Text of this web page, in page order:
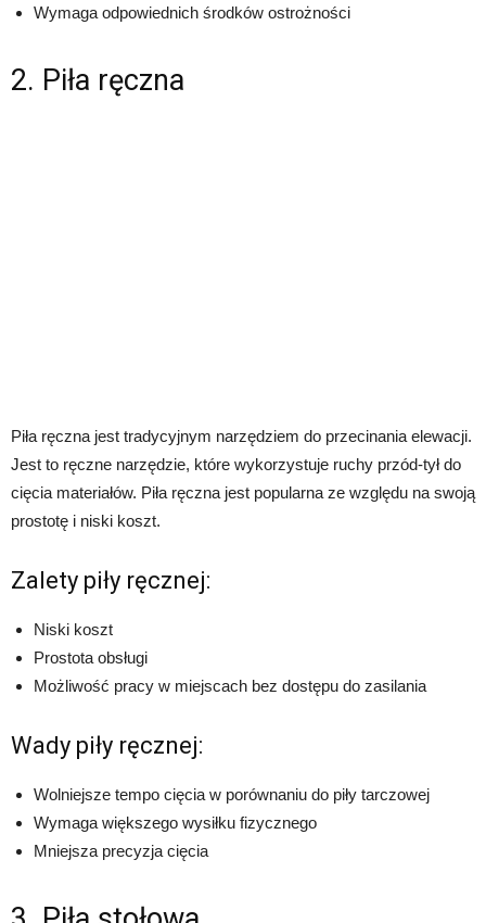
Wymaga odpowiednich środków ostrożności
2. Piła ręczna
Piła ręczna jest tradycyjnym narzędziem do przecinania elewacji.
Jest to ręczne narzędzie, które wykorzystuje ruchy przód-tył do
cięcia materiałów. Piła ręczna jest popularna ze względu na swoją
prostotę i niski koszt.
Zalety piły ręcznej:
Niski koszt
Prostota obsługi
Możliwość pracy w miejscach bez dostępu do zasilania
Wady piły ręcznej:
Wolniejsze tempo cięcia w porównaniu do piły tarczowej
Wymaga większego wysiłku fizycznego
Mniejsza precyzja cięcia